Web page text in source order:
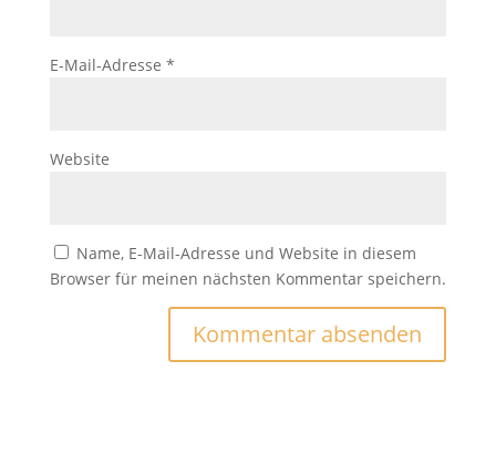
E-Mail-Adresse *
Website
Name, E-Mail-Adresse und Website in diesem
Browser für meinen nächsten Kommentar speichern.